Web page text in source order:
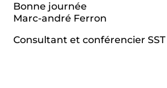
Bonne journée
Marc-andré Ferron
Consultant et conférencier SST